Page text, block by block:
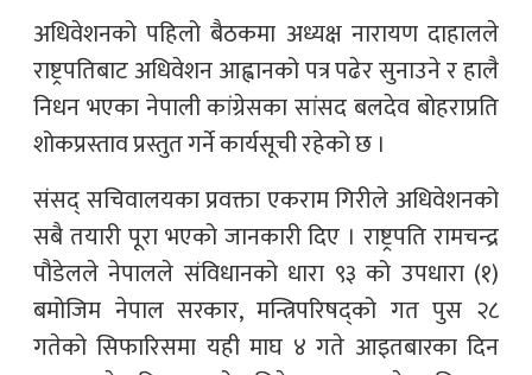
अधिवेशनको पहिलो बैठकमा अध्यक्ष नारायण दाहालले
राष्ट्रपतिबाट अधिवेशन आह्वानको पत्र पढेर सुनाउने र हालै
निधन भएका नेपाली कांग्रेसका सांसद बलदेव बोहराप्रति
शोकप्रस्ताव प्रस्तुत गर्ने कार्यसूची रहेको छ ।
संसद् सचिवालयका प्रवक्ता एकराम गिरीले अधिवेशनको
सबै तयारी पूरा भएको जानकारी दिए । राष्ट्रपति रामचन्द्र
पौडेलले नेपालले संविधानको धारा ९३ को उपधारा (१)
बमोजिम नेपाल सरकार, मन्त्रिपरिषद्को गत पुस २८
गतेको सिफारिसमा यही माघ ४ गते आइतबारका दिन